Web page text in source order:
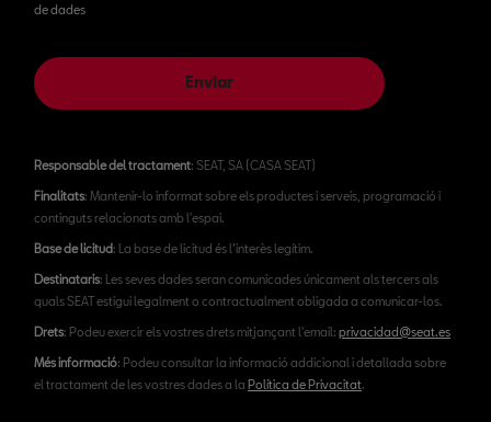
de dades
Enviar
Responsable del tractament: SEAT, SA (CASA SEAT)
Finalitats: Mantenir-lo informat sobre els productes i serveis, programació i
continguts relacionats amb l'espai.
Base de licitud: La base de licitud és l’interès legítim.
Destinataris: Les seves dades seran comunicades únicament als tercers als
quals SEAT estigui legalment o contractualment obligada a comunicar-los.
Drets: Podeu exercir els vostres drets mitjançant l'email: privacidad@seat.es
Més informació: Podeu consultar la informació addicional i detallada sobre
el tractament de les vostres dades a la Política de Privacitat.